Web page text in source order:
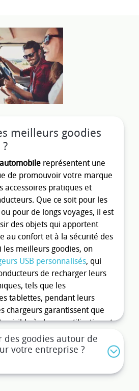
meilleurs goodies
représentent une
de promouvoir votre marque
accessoires pratiques et
Que ce soit pour les
pour de longs voyages, il est
des objets qui apportent
au confort et à la sécurité des
les meilleurs goodies, on
USB personnalisés, qui
de recharger leurs
tels que les
tablettes, pendant leurs
chargeurs garantissent que
visible à chaque utilisation et
à un confort moderne et
de goodies pour voiture. Ils ne
des goodies autour de
votre entreprise ?